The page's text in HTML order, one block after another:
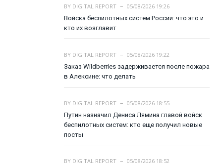
BY DIGITAL REPORT
05/08/2026 19:26
Войска беспилотных систем России: что это и
кто их возглавит
BY DIGITAL REPORT
05/08/2026 19:22
Заказ Wildberries задерживается после пожара
в Алексине: что делать
BY DIGITAL REPORT
05/08/2026 18:55
Путин назначил Дениса Лямина главой войск
беспилотных систем: кто еще получил новые
посты
BY DIGITAL REPORT
05/08/2026 18:52